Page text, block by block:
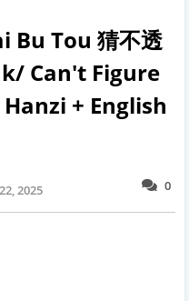
Bu Tou 猜不透
Can't Figure
+ English
0
2025